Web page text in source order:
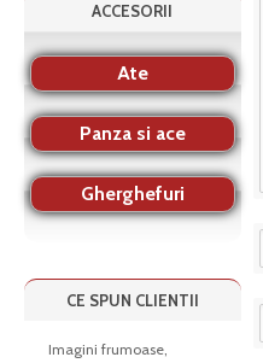
ACCESORII
Ate
Panza si ace
Gherghefuri
CE SPUN CLIENTII
Imagini frumoase,